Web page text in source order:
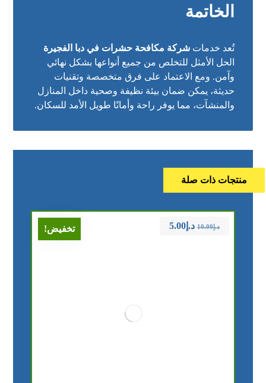
الخاتمة
تُعد خدماتشركة مكافحة حشرات في دبا الفجيرة
الحل الأمثل للتخلص من جميع أنواعها بشكل نهائي
وآمن. ومع الاعتماد على فرق متخصصة وتقنيات
حديثة، يمكن ضمان بيئة نظيفة وصحية داخل المنازل
والمنشآت، مما يوفر راحة وأمانًا طويل الأمد للسكان.
منتجات ذات صلة
تخفيض! د.إ10.00 د.إ5.00